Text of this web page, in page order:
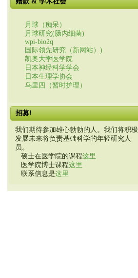
月球（痴呆）
月球研究(肠内细菌)
wpi-bio2q
国际领先研究（新网站）)
凯奥大学医学院
日本神经科学学会
日本生理学协会
乌里四（暂时护理）
招募!
我们期待参加雄心勃勃的人。我们将积极
发展未来将负责基础科学的年轻研究人
员。
硕士在医学院的课程这里
医学院博士课程这里
联系信息是这里